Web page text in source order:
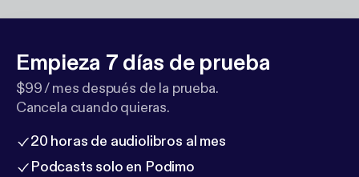
Empieza 7 días de prueba
$99 / mes después de la prueba.
Cancela cuando quieras.
20 horas de audiolibros al mes
Podcasts solo en Podimo